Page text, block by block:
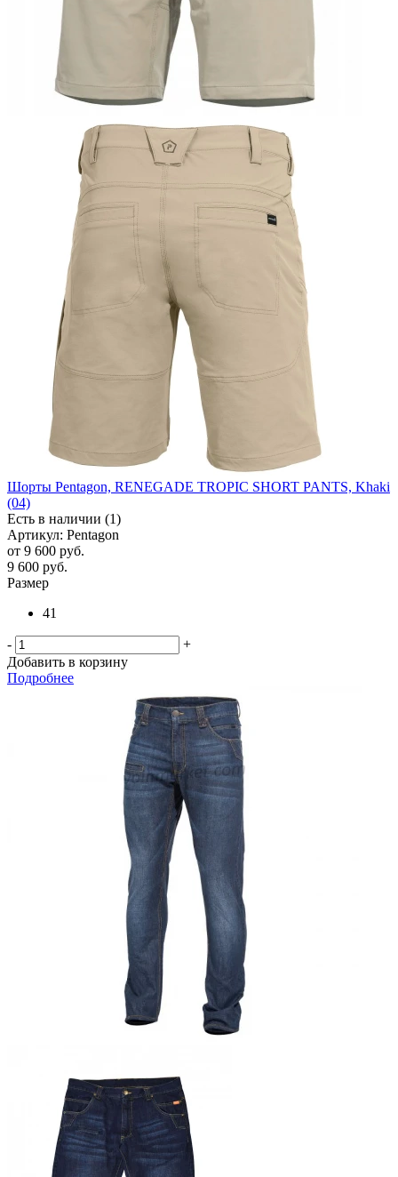
Шорты Pentagon, RENEGADE TROPIC SHORT PANTS, Khaki
(04)
Есть в наличии (1)
Артикул: Pentagon
от 9 600 руб.
9 600 руб.
Размер
41
-
+
Добавить в корзину
Подробнее